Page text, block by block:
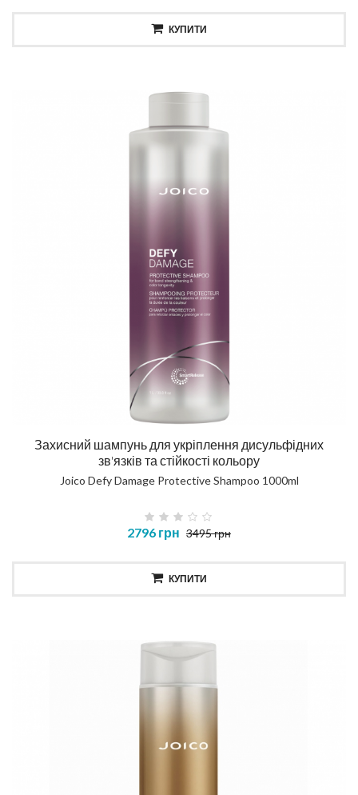
КУПИТИ
Захисний шампунь для укріплення дисульфідних
зв'язків та стійкості кольору
Joico Defy Damage Protective Shampoo 1000ml
2796 грн 3495 грн
КУПИТИ